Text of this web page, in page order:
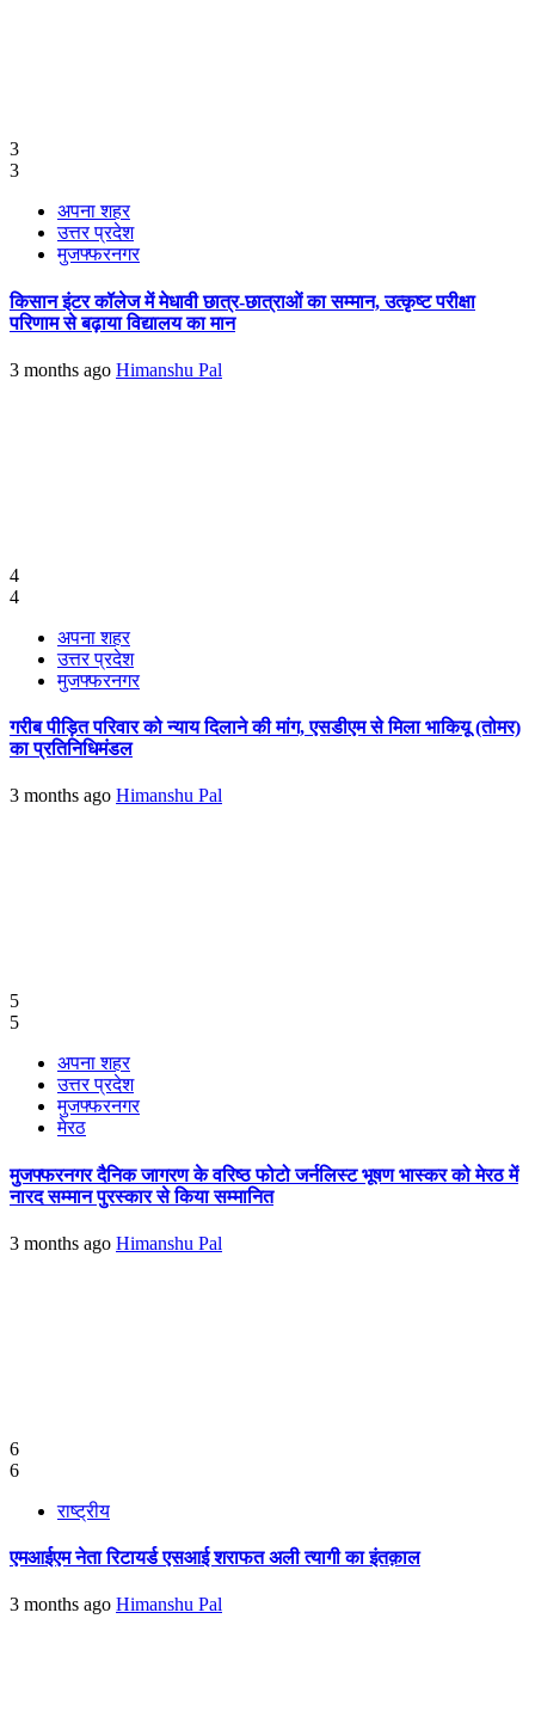
3
3
अपना शहर
उत्तर प्रदेश
मुजफ्फरनगर
किसान इंटर कॉलेज में मेधावी छात्र-छात्राओं का सम्मान, उत्कृष्ट परीक्षा
परिणाम से बढ़ाया विद्यालय का मान
3 months ago Himanshu Pal
4
4
अपना शहर
उत्तर प्रदेश
मुजफ्फरनगर
गरीब पीड़ित परिवार को न्याय दिलाने की मांग, एसडीएम से मिला भाकियू (तोमर)
का प्रतिनिधिमंडल
3 months ago Himanshu Pal
5
5
अपना शहर
उत्तर प्रदेश
मुजफ्फरनगर
मेरठ
मुजफ्फरनगर दैनिक जागरण के वरिष्ठ फोटो जर्नलिस्ट भूषण भास्कर को मेरठ में
नारद सम्मान पुरस्कार से किया सम्मानित
3 months ago Himanshu Pal
6
6
राष्ट्रीय
एमआईएम नेता रिटायर्ड एसआई शराफत अली त्यागी का इंतक़ाल
3 months ago Himanshu Pal